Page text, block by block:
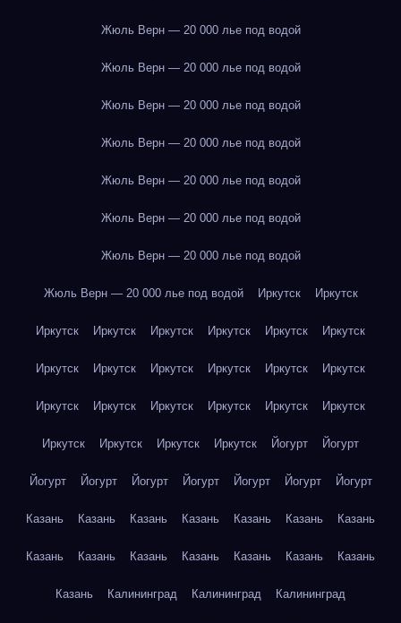
Жюль Верн — 20 000 лье под водой
Жюль Верн — 20 000 лье под водой
Жюль Верн — 20 000 лье под водой
Жюль Верн — 20 000 лье под водой
Жюль Верн — 20 000 лье под водой
Жюль Верн — 20 000 лье под водой
Жюль Верн — 20 000 лье под водой
Жюль Верн — 20 000 лье под водой Иркутск Иркутск
Иркутск Иркутск Иркутск Иркутск Иркутск Иркутск
Иркутск Иркутск Иркутск Иркутск Иркутск Иркутск
Иркутск Иркутск Иркутск Иркутск Иркутск Иркутск
Иркутск Иркутск Иркутск Иркутск Йогурт Йогурт
Йогурт Йогурт Йогурт Йогурт Йогурт Йогурт Йогурт
Казань Казань Казань Казань Казань Казань Казань
Казань Казань Казань Казань Казань Казань Казань
Казань Калининград Калининград Калининград